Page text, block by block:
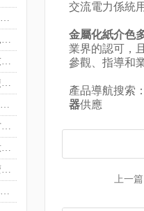
色多多APP官网電容器的選型相關介紹
高頻色多多在线看器的常見類型及特點
全薄膜色多多在线看器的技術特性及應用場景
全薄膜色多多在线看器的使用注意事項
高壓色多多APP污视频電容器的核心作用分享
高壓色多多在线看器的各方麵內容分享
色多多在线看器的使用注意事項
高壓色多多在线看器為什麽會爆炸？
色多多APP官网電容器的選擇需考慮哪些參數
交流電力係統用
金屬化紙介色
業界的認可
參觀、指導和
產品導航搜索
器供應
上一篇